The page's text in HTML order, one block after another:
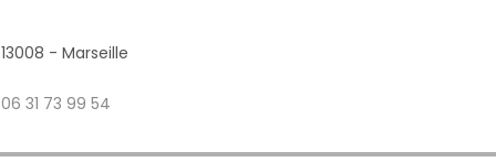
13008 - Marseille
06 31 73 99 54